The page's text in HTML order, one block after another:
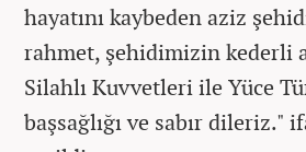
hayatını kaybeden aziz
rahmet, şehidimizin kederli
Silahlı Kuvvetleri ile Yüce
başsağlığı ve sabır dileriz."